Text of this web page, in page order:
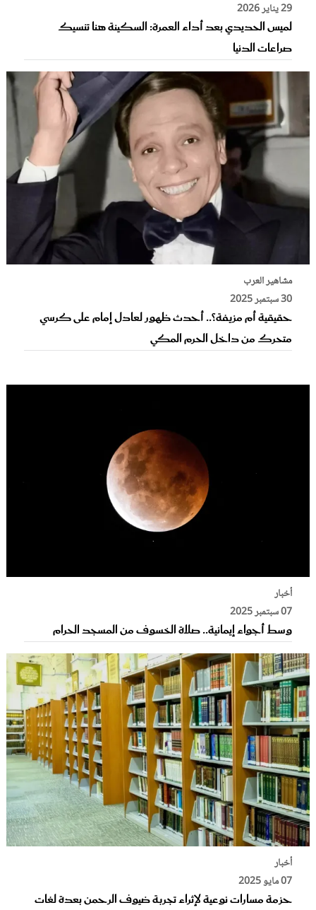
29 يناير 2026
لميس الحديدي بعد أداء العمرة: السكينة هنا تنسيك
صراعات الدنيا
مشاهير العرب
30 سبتمبر 2025
حقيقية أم مزيفة؟.. أحدث ظهور لعادل إمام على كرسي
متحرك من داخل الحرم المكي
أخبار
07 سبتمبر 2025
وسط أجواء إيمانية.. صلاة الخسوف من المسجد الحرام
أخبار
07 مايو 2025
حزمة مسارات نوعية لإثراء تجربة ضيوف الرحمن بعدة لغات